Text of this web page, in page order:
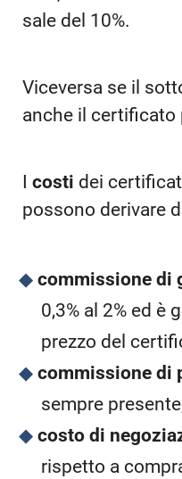
sale del 10%.
Viceversa se il
anche il certificato
costi dei
possono derivare
commissione di
0,3% al 2% ed è
prezzo del
commissione di
sempre
costo di
rispetto a